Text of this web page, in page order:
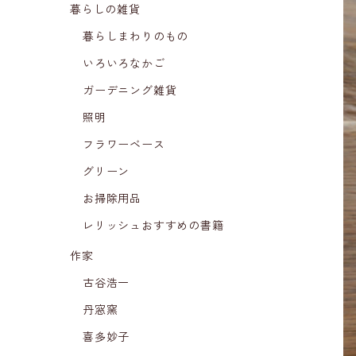
暮らしの雑貨
暮らしまわりのもの
いろいろなかご
ガーデニング雑貨
照明
フラワーベース
グリーン
お掃除用品
レリッシュおすすめの書籍
作家
古谷浩一
丹窓窯
喜多妙子